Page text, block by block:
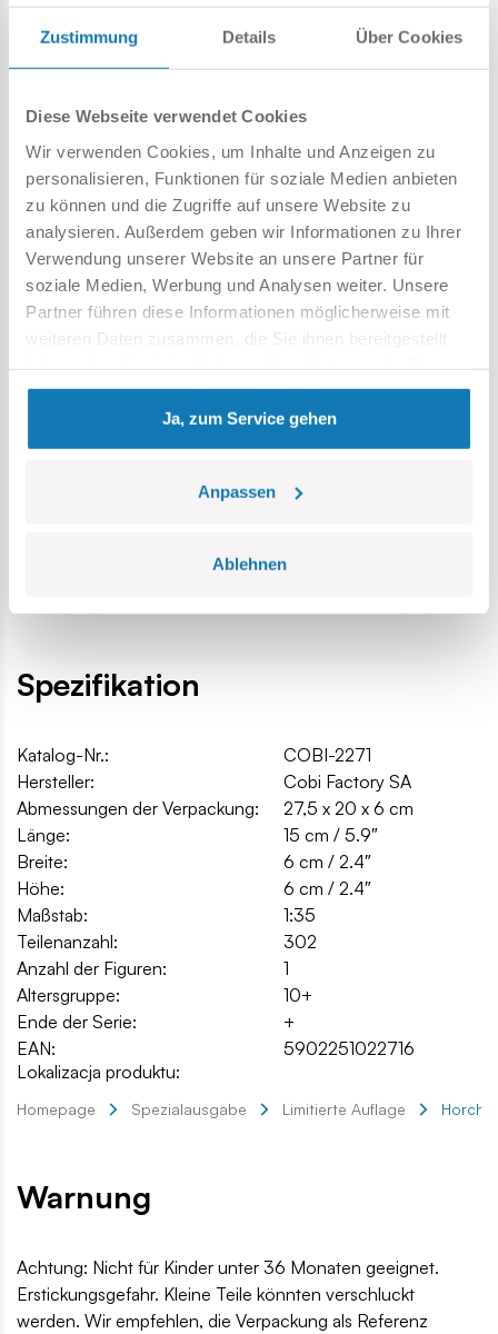
Zustimmung Details Über Cookies
Diese Webseite verwendet Cookies
Wir verwenden Cookies, um Inhalte und Anzeigen zu
personalisieren, Funktionen für soziale Medien anbieten
zu können und die Zugriffe auf unsere Website zu
analysieren. Außerdem geben wir Informationen zu Ihrer
Verwendung unserer Website an unsere Partner für
soziale Medien, Werbung und Analysen weiter. Unsere
Partner führen diese Informationen möglicherweise mit
weiteren Daten zusammen, die Sie ihnen bereitgestellt
gesammelt haben.
Ja, zum Service gehen
Anpassen
Ablehnen
Horch 830BL in der verlängerten Karosserieversion.
302 hochwertige Elemente,
20-jähriger Tradition,
erfüllen die Sicherheitsstandards für Produkte für Kinder,
voll kompatibel mit anderen Marken von Klemm-
Bausteinen,
Blöcke mit Aufdruck verformen sich nicht und verblassen
nicht während des Spiels oder unter Temperatureinfluss,
Auto Model,
1 Figur von Erich Ludendorff,
Drucke auf Radkappen,
ein Echtheitszertifikat in Papierform.
Modellmaße (L x H): 12 cm (4,7") x 6 cm (2,4"")
Spezifikation
Katalog-Nr.:
COBI-2271
Hersteller:
Cobi Factory SA
Abmessungen der Verpackung:
27,5 x 20 x 6 cm
Länge:
15 cm / 5.9″
Breite:
6 cm / 2.4″
Höhe:
6 cm / 2.4″
Maßstab:
1:35
Teilenanzahl:
302
Anzahl der Figuren:
1
Altersgruppe:
10+
Ende der Serie:
+
EAN:
5902251022716
Lokalizacja produktu:
Homepage Spezialausgabe Limitierte Auflage
Warnung
Achtung: Nicht für Kinder unter 36 Monaten geeignet.
Erstickungsgefahr. Kleine Teile könnten verschluckt
werden. Wir empfehlen, die Verpackung als Referenz